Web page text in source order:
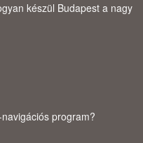
készül Budapest a nagy
program?